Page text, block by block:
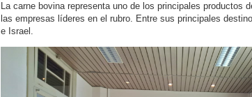
La carne bovina representa uno de los principales
las empresas líderes en el rubro. Entre sus principales
e Israel.